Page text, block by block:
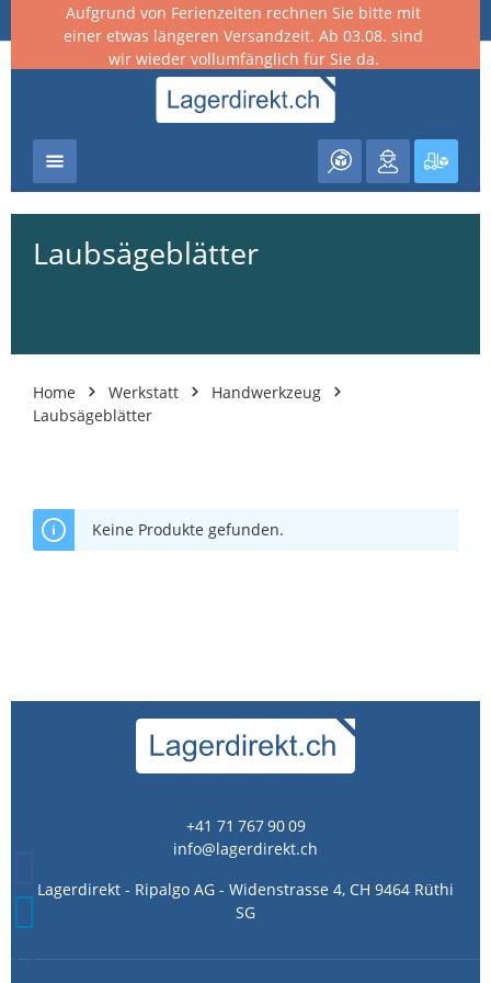
springen
Aufgrund von Ferienzeiten rechnen Sie bitte mit
einer etwas längeren Versandzeit. Ab 03.08. sind
wir wieder vollumfänglich für Sie da.
Laubsägeblätter
Home Werkstatt
Handwerkzeug
Laubsägeblätter
Keine Produkte gefunden.
+41 71 767 90 09
info@lagerdirekt.ch
Lagerdirekt - Ripalgo AG - Widenstrasse 4, CH 9464 Rüthi
SG